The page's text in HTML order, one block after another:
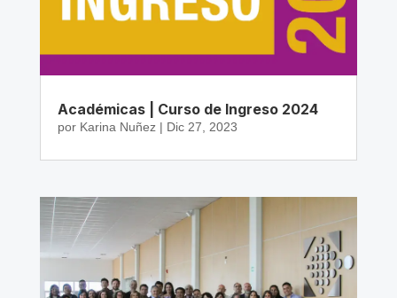
Académicas | Curso de Ingreso 2024
por Karina Nuñez| Dic 27, 2023